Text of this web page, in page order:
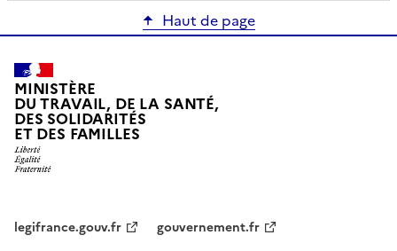
Haut de page
MINISTÈRE
DU TRAVAIL, DE LA SANTÉ,
DES SOLIDARITÉS
ET DES FAMILLES
legifrance.gouv.fr
gouvernement.fr